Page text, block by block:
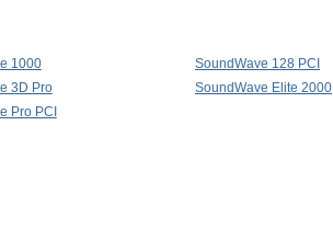
1000
SoundWave 128 PCI
3D Pro
SoundWave Elite 2000
Pro PCI